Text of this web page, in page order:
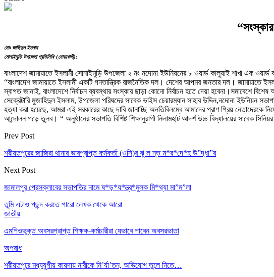
মোঃ জাহিদুল ইসলাম
সোনাইমুড়ি উপজেলা প্রতিনিধি-(নোয়াখালী):
বাংলাদেশ জামায়াতে ইসলামী সোনাইমুড়ি উপজেলা ২ নং নদোনা ইউনিয়নের ৮ ওয়ার্ড কালুয়াই শাখা এক
“বাংলাদেশ জামায়াতে ইসলামী একটি গনতান্ত্রিক রাজনৈতিক দল। দেশের আপমর জনতার দল।
স্বাগত জানাই, বাংলাদেশে নির্বাচন ব্যবস্থার সংস্কার ছাড়া কোনো নির্বাচন হতে দেয়া হবেনা।সমাবেশে
সেক্রেটারি মুজাহিদুল ইসলাম, উপজেলা পরিষদের সাবেক ভাইস চেয়ারম্যান সাহাব উদ্দিন,নদোনা ইউনিয়ন
হত্যা করা হয়েছে, আমরা এই সরকারের কাছে দাবি জানাচ্ছি অনতিবিলম্বে আমাদের প্রাণ প্রিয়
আন্দোলন গড়ে তুলব। “ অনুষ্ঠানের সভাপতি বিশিষ্ট শিক্ষানুরাগী নিলামহাট আদর্শ উচ্চ বিদ্যালয়ের সাবেক
Prev Post
শরীয়তপুরের জাজিরা থানার ভারপ্রাপ্ত কর্মকর্তা (ওসি)র ঝু ল ন্ত ম*র*দে*হ উ”দ্ধা”র
Next Post
জামালপুর প্রেসক্লাবের সভাপতির নামে ষ*ড়*য*ন্ত্র*মুলক মি*থ্যা মা”ম”লা
তুমি এটাও পছন্দ করতে পারো লেখক থেকে আরো
জাতীয়
এমপিওভুক্ত অবসরপ্রাপ্ত শিক্ষক-কর্মচারীরা যেভাবে পাবেন অবসরভাতা
অপরাধ
শরীয়তপুরে মধ্যযুগীয় কায়দায় নারীকে নি’র্যা’তন, অভিযোগ তুলে নিতে…